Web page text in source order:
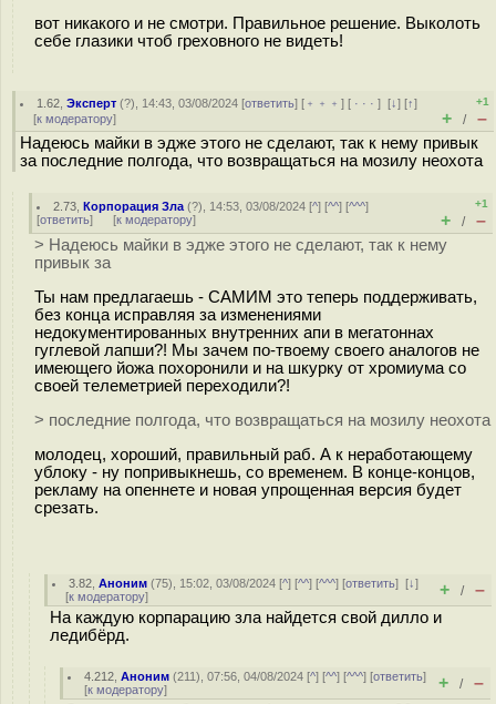
вот никакого и не смотри. Правильное решение. Выколоть
себе глазики чтоб греховного не видеть!
1.62 ,Эксперт (?), 14:43, 03/08/2024 [ответить] [ ﹢﹢﹢] [ · · ·][↓] [↑]
[к модератору]
+1
+ / –
Надеюсь майки в эдже этого не сделают, так к нему привык
за последние полгода, что возвращаться на мозилу неохота
2.73 ,Корпорация Зла (?), 14:53, 03/08/2024 [^] [^^] [^^^]
[ответить] [к модератору]
+1
+ / –
> Надеюсь майки в эдже этого не сделают, так к нему
привык за
Ты нам предлагаешь - САМИМ это теперь поддерживать,
без конца исправляя за изменениями
недокументированных внутренних апи в мегатоннах
гуглевой лапши?! Мы зачем по-твоему своего аналогов не
имеющего йожа похоронили и на шкурку от хромиума со
своей телеметрией переходили?!
> последние полгода, что возвращаться на мозилу неохота
молодец, хороший, правильный раб. А к неработающему
ублоку - ну попривыкнешь, со временем. В конце-концов,
рекламу на опеннете и новая упрощенная версия будет
срезать.
3.82 ,Аноним (75), 15:02, 03/08/2024 [^] [^^] [^^^] [ответить][↓]
[к модератору] + / –
На каждую корпарацию зла найдется свой дилло и
ледибёрд.
4.212 ,Аноним (211), 07:56, 04/08/2024 [^] [^^] [^^^] [ответить]
[к модератору] + / –